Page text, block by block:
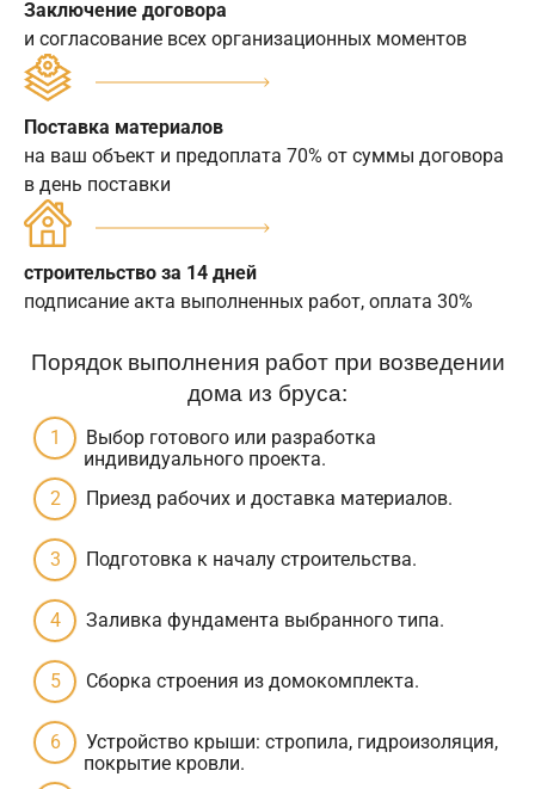
Заключение договора
и согласование всех организационных моментов
Поставка материалов
на ваш объект и предоплата 70% от суммы договора
в день поставки
строительство за 14 дней
подписание акта выполненных работ, оплата 30%
Порядок выполнения работ при возведении
дома из бруса:
Выбор готового или разработка
индивидуального проекта.
Приезд рабочих и доставка материалов.
Подготовка к началу строительства.
Заливка фундамента выбранного типа.
Сборка строения из домокомплекта.
Устройство крыши: стропила, гидроизоляция,
покрытие кровли.